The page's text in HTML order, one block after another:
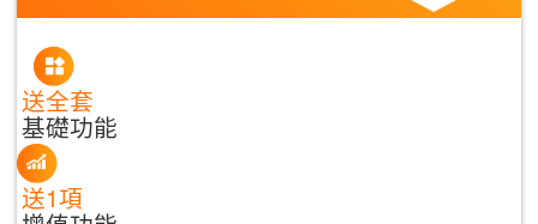
送全套
基礎功能
送1項